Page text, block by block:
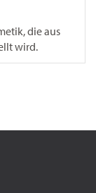
die aus
wird.